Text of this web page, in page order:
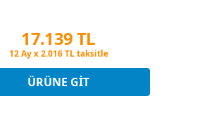
17.139 TL
Peşin Fiyatına 3 Taksit
Peşin Fiyatına 3 Taksit
ÜRÜNE GIT